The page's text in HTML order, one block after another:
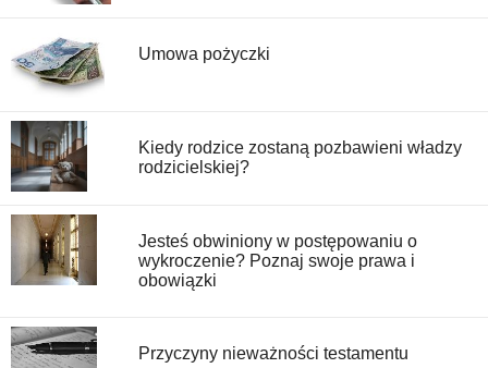
Umowa pożyczki
Kiedy rodzice zostaną pozbawieni władzy
rodzicielskiej?
Jesteś obwiniony w postępowaniu o
wykroczenie? Poznaj swoje prawa i
obowiązki
Przyczyny nieważności testamentu